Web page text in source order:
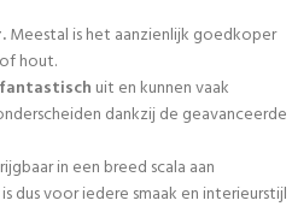
Meestal is het aanzienlijk goedkoper
of hout.
fantastisch uit en kunnen vaak
dankzij de geavanceerde
in een breed scala aan
dus voor iedere smaak en interieurstijl